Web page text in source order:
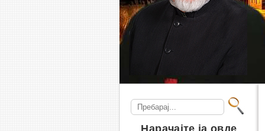
Search
for:
Нарачајте ја овде